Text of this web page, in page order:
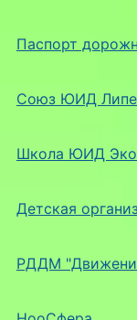
Паспорт
Союз ЮИД
Школа ЮИД
Детская
РДДМ